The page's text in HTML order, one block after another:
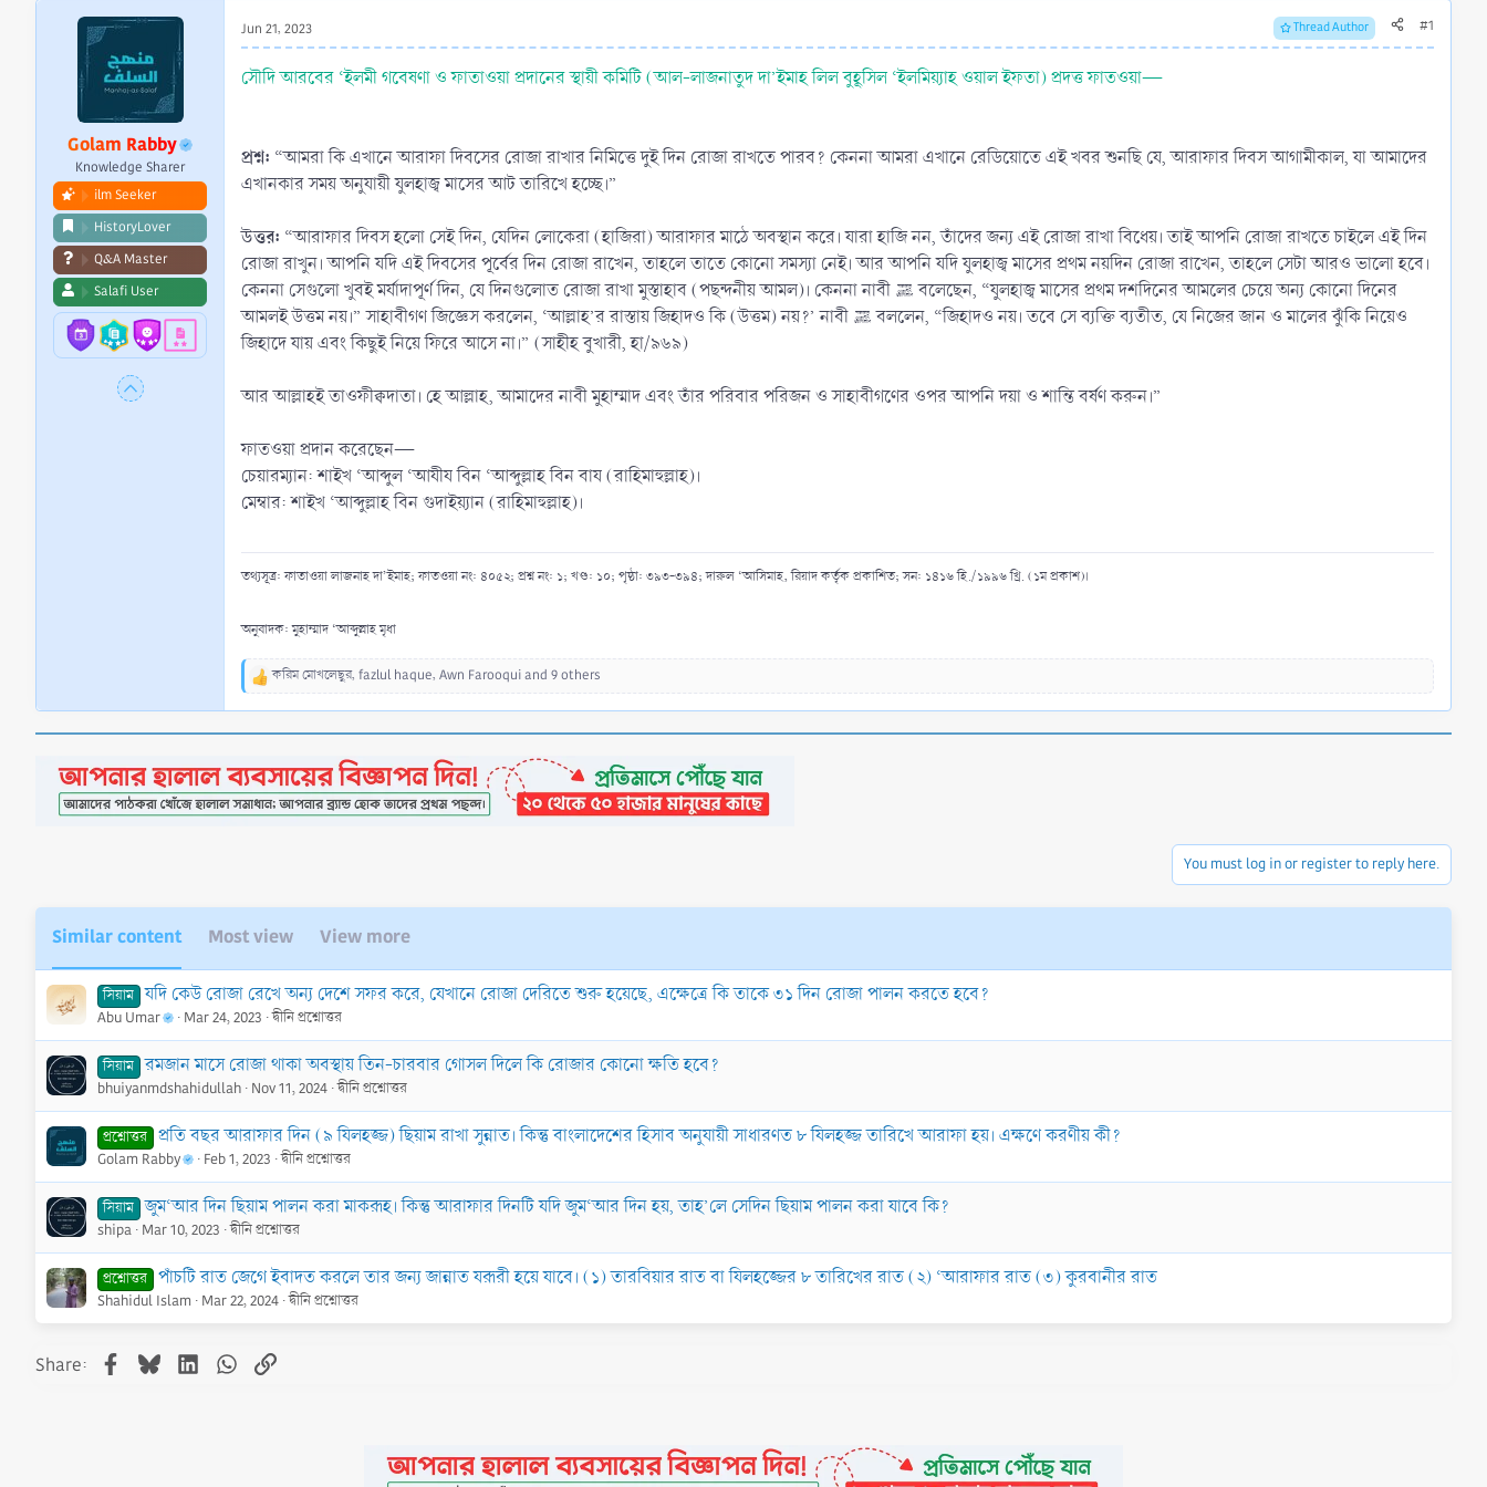
r
r
Golam Rabby
Knowledge Sharer
ilm Seeker
HistoryLover
Q&A Master
Salafi User
Jun 21, 2023 Thread Author #1
সৌদি আরবের ‘ইলমী গবেষণা ও ফাতাওয়া প্রদানের স্থায়ী কমিটি (আল-লাজনাতুদ দা’ইমাহ লিল বুহূসিল ‘ইলমিয়্যাহ ওয়াল ইফতা) প্রদত্ত ফাতওয়া—
প্রশ্ন: “আমরা কি এখানে আরাফা দিবসের রোজা রাখার নিমিত্তে দুই দিন রোজা রাখতে পারব? কেননা আমরা এখানে রেডিয়োতে এই খবর শুনছি যে, আরাফার দিবস আগামীকাল, যা আমাদের
এখানকার সময় অনুযায়ী যুলহাজ্ব মাসের আট তারিখে হচ্ছে।”
উত্তর: “আরাফার দিবস হলো সেই দিন, যেদিন লোকেরা (হাজিরা) আরাফার মাঠে অবস্থান করে। যারা হাজি নন, তাঁদের জন্য এই রোজা রাখা বিধেয়। তাই আপনি রোজা রাখতে চাইলে এই দিন
রোজা রাখুন। আপনি যদি এই দিবসের পূর্বের দিন রোজা রাখেন, তাহলে তাতে কোনো সমস্যা নেই। আর আপনি যদি যুলহাজ্ব মাসের প্রথম নয়দিন রোজা রাখেন, তাহলে সেটা আরও ভালো হবে।
কেননা সেগুলো খুবই মর্যাদাপূর্ণ দিন, যে দিনগুলোত রোজা রাখা মুস্তাহাব (পছন্দনীয় আমল)। কেননা নাবী ﷺ বলেছেন, “যুলহাজ্ব মাসের প্রথম দশদিনের আমলের চেয়ে অন্য কোনো দিনের
আমলই উত্তম নয়।” সাহাবীগণ জিজ্ঞেস করলেন, ‘আল্লাহ’র রাস্তায় জিহাদও কি (উত্তম) নয়?’ নাবী ﷺ বললেন, “জিহাদও নয়। তবে সে ব্যক্তি ব্যতীত, যে নিজের জান ও মালের ঝুঁকি নিয়েও
জিহাদে যায় এবং কিছুই নিয়ে ফিরে আসে না।” (সাহীহ বুখারী, হা/৯৬৯)
আর আল্লাহই তাওফীক্বদাতা। হে আল্লাহ, আমাদের নাবী মুহাম্মাদ এবং তাঁর পরিবার পরিজন ও সাহাবীগণের ওপর আপনি দয়া ও শান্তি বর্ষণ করুন।”
ফাতওয়া প্রদান করেছেন—
চেয়ারম্যান: শাইখ ‘আব্দুল ‘আযীয বিন ‘আব্দুল্লাহ বিন বায (রাহিমাহুল্লাহ)।
মেম্বার: শাইখ ‘আব্দুল্লাহ বিন গুদাইয়্যান (রাহিমাহুল্লাহ)।
তথ্যসূত্র: ফাতাওয়া লাজনাহ দা’ইমাহ; ফাতওয়া নং: ৪০৫২; প্রশ্ন নং: ১; খণ্ড: ১০; পৃষ্ঠা: ৩৯৩-৩৯৪; দারুল ‘আসিমাহ, রিয়াদ কর্তৃক প্রকাশিত; সন: ১৪১৬ হি./১৯৯৬ খ্রি. (১ম প্রকাশ)।
অনুবাদক: মুহাম্মাদ ‘আব্দুল্লাহ মৃধা
R
i
o
n
করিম মোখলেছুর, fazlul haque, Awn Farooquiand 9 others
You must log in or register to reply here.
Similar content Most view View more
সিয়াম যদি কেউ রোজা রেখে অন্য দেশে সফর করে, যেখানে রোজা দেরিতে শুরু হয়েছে, এক্ষেত্রে কি তাকে ৩১ দিন রোজা পালন করতে হবে?
Abu Umar Mar 24, 2023 দ্বীনি প্রশ্নোত্তর
সিয়াম রমজান মাসে রোজা থাকা অবস্থায় তিন-চারবার গোসল দিলে কি রোজার কোনো ক্ষতি হবে?
bhuiyanmdshahidullah Nov 11, 2024 দ্বীনি প্রশ্নোত্তর
প্রশ্নোত্তর প্রতি বছর আরাফার দিন (৯ যিলহজ্জ) ছিয়াম রাখা সুন্নাত। কিন্তু বাংলাদেশের হিসাব অনুযায়ী সাধারণত ৮ যিলহজ্জ তারিখে আরাফা হয়। এক্ষণে করণীয় কী?
Golam Rabby Feb 1, 2023 দ্বীনি প্রশ্নোত্তর
সিয়াম জুম‘আর দিন ছিয়াম পালন করা মাকরূহ। কিন্তু আরাফার দিনটি যদি জুম‘আর দিন হয়, তাহ’লে সেদিন ছিয়াম পালন করা যাবে কি?
shipa Mar 10, 2023 দ্বীনি প্রশ্নোত্তর
প্রশ্নোত্তর পাঁচটি রাত জেগে ইবাদত করলে তার জন্য জান্নাত যরূরী হয়ে যাবে। (১) তারবিয়ার রাত বা যিলহজ্জের ৮ তারিখের রাত (২) ‘আরাফার রাত (৩) কুরবানীর রাত
Shahidul Islam Mar 22, 2024 দ্বীনি প্রশ্নোত্তর
Share: Facebook
BlueskyLinkedInWhatsApp
Link